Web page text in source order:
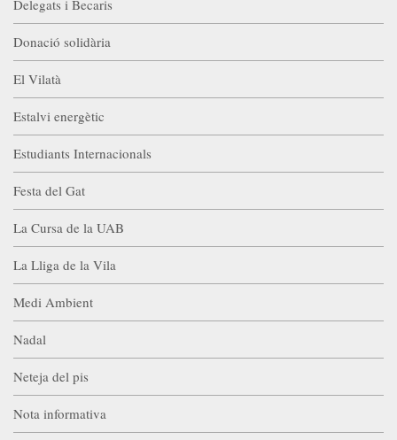
Delegats i Becaris
Donació solidària
El Vilatà
Estalvi energètic
Estudiants Internacionals
Festa del Gat
La Cursa de la UAB
La Lliga de la Vila
Medi Ambient
Nadal
Neteja del pis
Nota informativa